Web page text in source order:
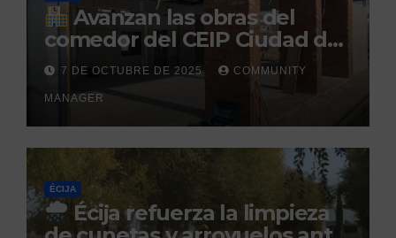
Avanzan las obras del
comedor del CEIP Ciudad del
Sol: su finalización está
prevista para finales de 2025
7 DE OCTUBRE DE 2025 COMMUNITY
MANAGER
ÉCIJA
Écija refuerza la limpieza